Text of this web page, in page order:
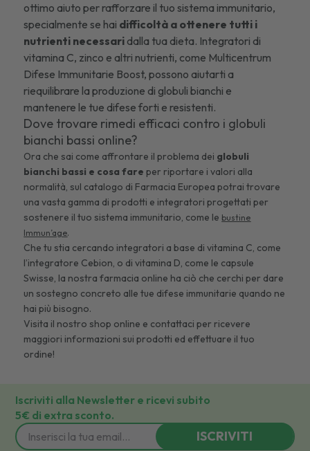
ottimo aiuto per rafforzare il tuo sistema immunitario,
specialmente se hai difficoltà a ottenere tutti i
nutrienti necessari dalla tua dieta. Integratori di
vitamina C, zinco e altri nutrienti, come Multicentrum
Difese Immunitarie Boost, possono aiutarti a
riequilibrare la produzione di globuli bianchi e
mantenere le tue difese forti e resistenti.
Dove trovare rimedi efficaci contro i globuli
bianchi bassi online?
Ora che sai come affrontare il problema dei globuli
bianchi bassi e cosa fare per riportare i valori alla
normalità, sul catalogo di Farmacia Europea potrai trovare
una vasta gamma di prodotti e integratori progettati per
sostenere il tuo sistema immunitario, come le bustine
Immun’age.
Che tu stia cercando integratori a base di vitamina C, come
l’integratore Cebion, o di vitamina D, come le capsule
Swisse, la nostra farmacia online ha ciò che cerchi per dare
un sostegno concreto alle tue difese immunitarie quando ne
hai più bisogno.
Visita il nostro shop online e contattaci per ricevere
maggiori informazioni sui prodotti ed effettuare il tuo
ordine!
Iscriviti alla Newsletter e ricevi subito
5€ di extra sconto.
ISCRIVITI